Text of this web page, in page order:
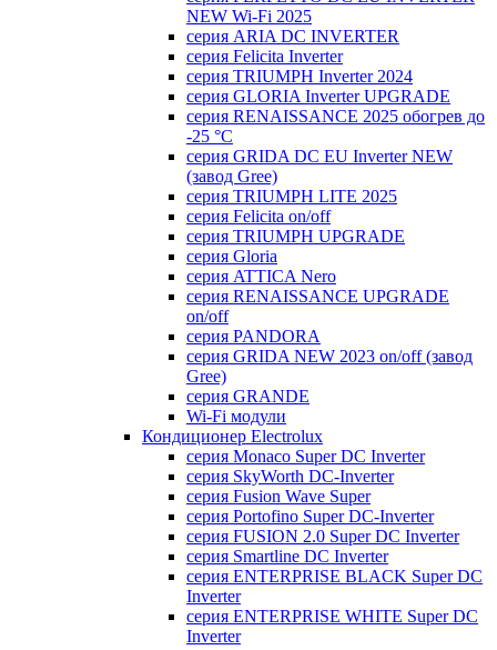
NEW Wi-Fi 2025
серия ARIA DC INVERTER
серия Felicita Inverter
серия TRIUMPH Inverter 2024
серия GLORIA Inverter UPGRADE
серия RENAISSANCE 2025 обогрев до
-25 °С
серия GRIDA DC EU Inverter NEW
(завод Gree)
серия TRIUMPH LITE 2025
серия Felicita on/off
серия TRIUMPH UPGRADE
серия Gloria
серия ATTICA Nero
серия RENAISSANCE UPGRADE
on/off
серия PANDORA
серия GRIDA NEW 2023 on/off (завод
Gree)
серия GRANDE
Wi-Fi модули
Кондиционер Electrolux
серия Monaco Super DC Inverter
серия SkyWorth DC-Inverter
серия Fusion Wave Super
серия Portofino Super DC-Inverter
серия FUSION 2.0 Super DC Іnverter
серия Smartline DC Inverter
серия ENTERPRISE BLACK Super DC
Inverter
серия ENTERPRISE WHITE Super DC
Inverter